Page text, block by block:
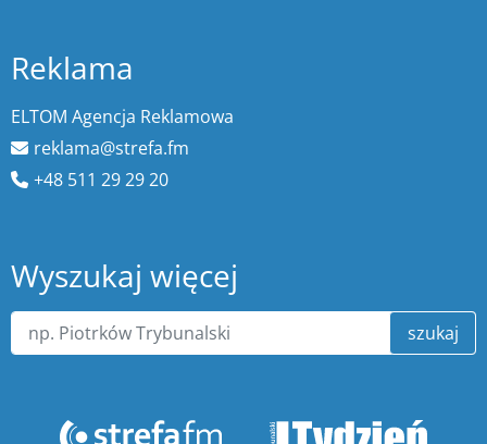
Reklama
ELTOM Agencja Reklamowa
reklama@strefa.fm
+48 511 29 29 20
Wyszukaj więcej
szukaj